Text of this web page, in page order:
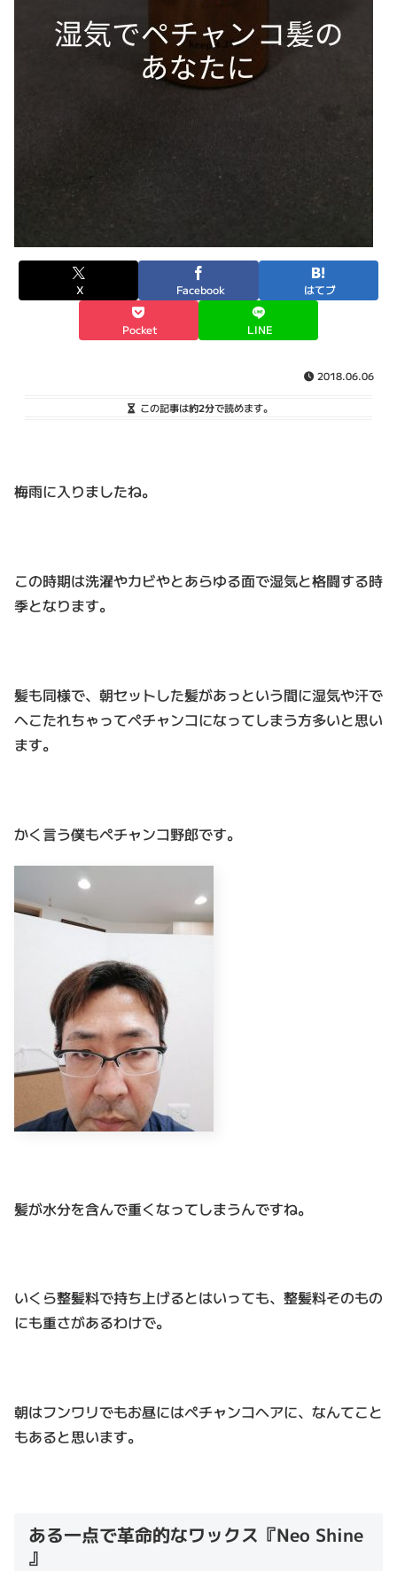
X Facebook はてブ
Pocket LINE
2018.06.06
この記事は約2分で読めます。
梅雨に入りましたね。
この時期は洗濯やカビやとあらゆる面で湿気と格闘する時
季となります。
髪も同様で、朝セットした髪があっという間に湿気や汗で
へこたれちゃってペチャンコになってしまう方多いと思い
ます。
かく言う僕もペチャンコ野郎です。
髪が水分を含んで重くなってしまうんですね。
いくら整髪料で持ち上げるとはいっても、整髪料そのもの
にも重さがあるわけで。
朝はフンワリでもお昼にはペチャンコヘアに、なんてこと
もあると思います。
ある一点で革命的なワックス『Neo Shine
』